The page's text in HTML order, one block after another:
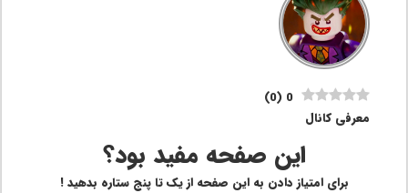
0
(
0
)
معرفی کانال
این صفحه مفید بود؟
برای امتیاز دادن به این صفحه از یک تا پنج ستاره بدهید !